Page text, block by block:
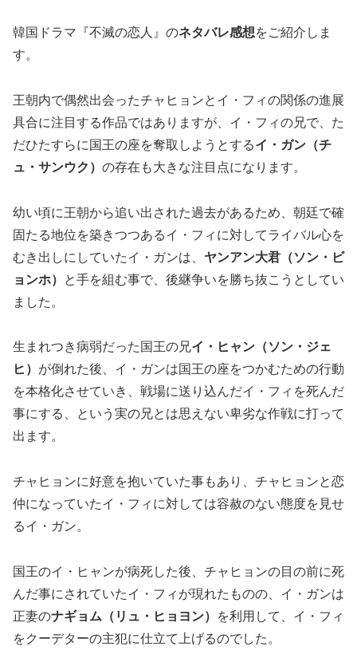
韓国ドラマ『不滅の恋人』のネタバレ感想をご紹介しま
す。
王朝内で偶然出会ったチャヒョンとイ・フィの関係の進展
具合に注目する作品ではありますが、イ・フィの兄で、た
だひたすらに国王の座を奪取しようとするイ・ガン（チ
ュ・サンウク） の存在も大きな注目点になります。
幼い頃に王朝から追い出された過去があるため、朝廷で確
固たる地位を築きつつあるイ・フィに対してライバル心を
むき出しにしていたイ・ガンは、 ヤンアン大君（ソン・ビ
ョンホ）
と手を組む事で、後継争いを勝ち抜こうとしてい
ました。
生まれつき病弱だった国王の兄イ・ヒャン（ソン・ジェ
ヒ） が倒れた後、イ・ガンは国王の座をつかむための行動
を本格化させていき、戦場に送り込んだイ・フィを死んだ
事にする、という実の兄とは思えない卑劣な作戦に打って
出ます。
チャヒョンに好意を抱いていた事もあり、チャヒョンと恋
仲になっていたイ・フィに対しては容赦のない態度を見せ
るイ・ガン。
国王のイ・ヒャンが病死した後、チャヒョンの目の前に死
んだ事にされていたイ・フィが現れたものの、イ・ガンは
正妻のナギョム（リュ・ヒョヨン）
を利用して、イ・フィ
をクーデターの主犯に仕立て上げるのでした。